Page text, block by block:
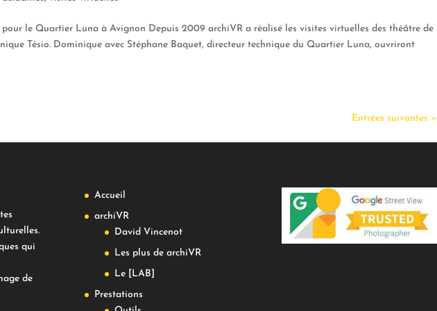
pour le Quartier Luna à Avignon Depuis 2009 archiVR a réalisé les visites virtuelles des théâtre de
Tésio. Dominique avec Stéphane Baquet, directeur technique du Quartier Luna, ouvriront
Entrées suivantes »
qui
de
Accueil
archiVR
David Vincenot
Les plus de archiVR
Le [LAB]
Prestations